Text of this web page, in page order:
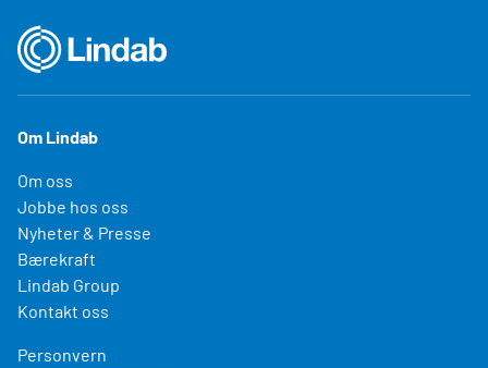
Om Lindab
Om oss
Jobbe hos oss
Nyheter & Presse
Bærekraft
Lindab Group
Kontakt oss
Personvern